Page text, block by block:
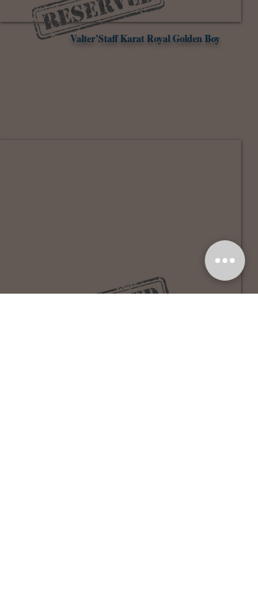
Valter’Staff Karat Royal Golden Boy